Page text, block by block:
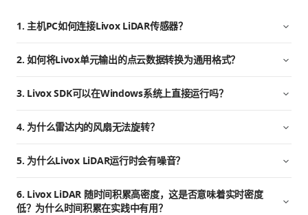
1. 主机PC如何连接Livox LiDAR传感器？
2. 如何将Livox单元输出的点云数据转换为通用格式？
3. Livox SDK可以在Windows系统上直接运行吗？
4. 为什么雷达内的风扇无法旋转？
5. 为什么Livox LiDAR运行时会有噪音？
6. Livox LiDAR 随时间积累高密度，这是否意味着实时密度
低？为什么时间积累在实践中有用？